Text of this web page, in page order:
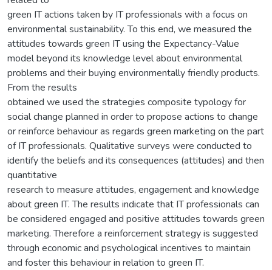
green IT actions taken by IT professionals with a focus on
environmental sustainability. To this end, we measured the
attitudes towards green IT using the Expectancy-Value
model beyond its knowledge level about environmental
problems and their buying environmentally friendly products.
From the results
obtained we used the strategies composite typology for
social change planned in order to propose actions to change
or reinforce behaviour as regards green marketing on the part
of IT professionals. Qualitative surveys were conducted to
identify the beliefs and its consequences (attitudes) and then
quantitative
research to measure attitudes, engagement and knowledge
about green IT. The results indicate that IT professionals can
be considered engaged and positive attitudes towards green
marketing. Therefore a reinforcement strategy is suggested
through economic and psychological incentives to maintain
and foster this behaviour in relation to green IT.